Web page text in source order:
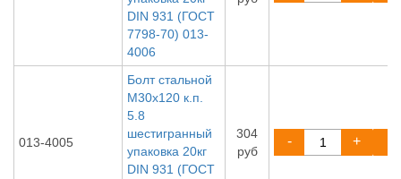
DIN 931 (ГОСТ
7798-70) 013-
4006
013-4005
Болт стальной
М30х120 к.п.
5.8
шестигранный
упаковка 20кг
DIN 931 (ГОСТ
304
руб
- +